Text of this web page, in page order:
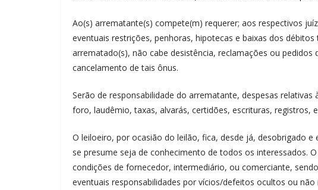
Ao(s) arrematante(s) compete(m) requerer; aos respectivos
eventuais restrições, penhoras, hipotecas e baixas dos
arrematado(s), não cabe desistência, reclamações ou
cancelamento de tais ônus.
Serão de responsabilidade do arrematante, despesas
foro, laudêmio, taxas, alvarás, certidões, escrituras, registros,
O leiloeiro, por ocasião do leilão, fica, desde já, desobrigado
se presume seja de conhecimento de todos os interessados.
condições de fornecedor, intermediário, ou comerciante,
eventuais responsabilidades por vícios/defeitos ocultos ou